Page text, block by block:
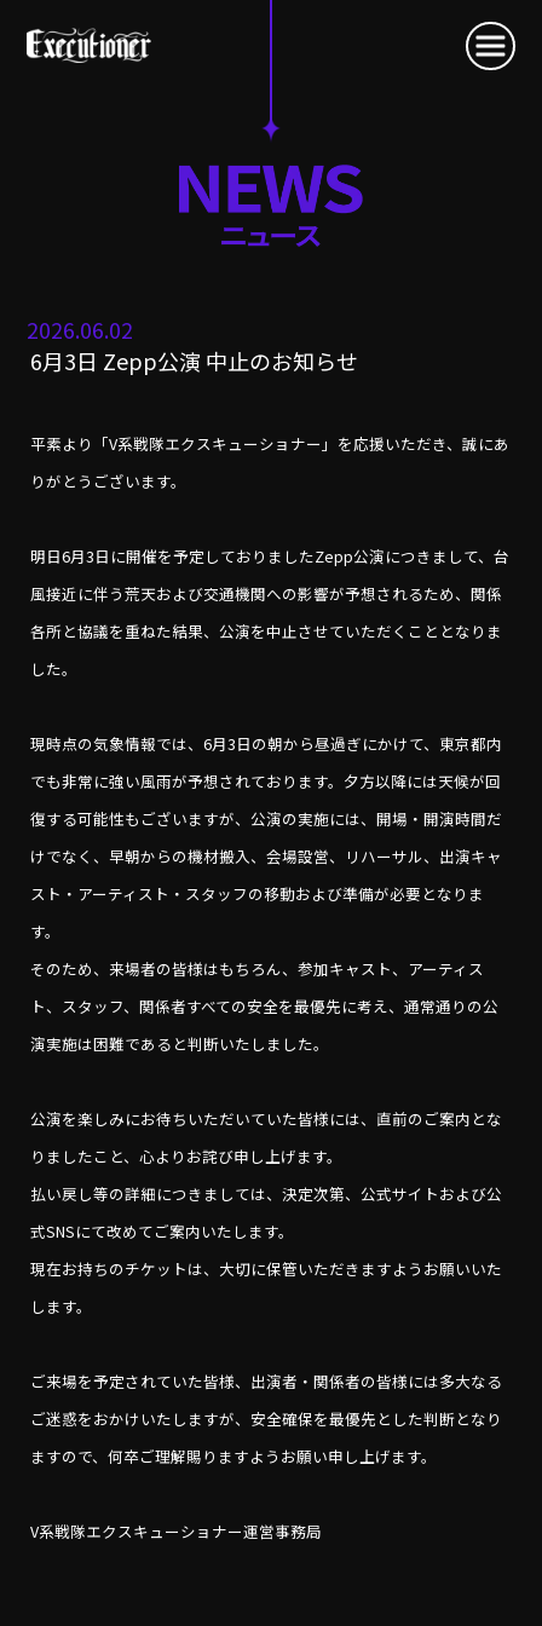
2026.06.02
6月3日 Zepp公演 中止のお知らせ
平素より「V系戦隊エクスキューショナー」を応援いただき、誠にあ
りがとうございます。
明日6月3日に開催を予定しておりましたZepp公演につきまして、台
風接近に伴う荒天および交通機関への影響が予想されるため、関係
各所と協議を重ねた結果、公演を中止させていただくこととなりま
した。
現時点の気象情報では、6月3日の朝から昼過ぎにかけて、東京都内
でも非常に強い風雨が予想されております。夕方以降には天候が回
復する可能性もございますが、公演の実施には、開場・開演時間だ
けでなく、早朝からの機材搬入、会場設営、リハーサル、出演キャ
スト・アーティスト・スタッフの移動および準備が必要となりま
す。
そのため、来場者の皆様はもちろん、参加キャスト、アーティス
ト、スタッフ、関係者すべての安全を最優先に考え、通常通りの公
演実施は困難であると判断いたしました。
公演を楽しみにお待ちいただいていた皆様には、直前のご案内とな
りましたこと、心よりお詫び申し上げます。
払い戻し等の詳細につきましては、決定次第、公式サイトおよび公
式SNSにて改めてご案内いたします。
現在お持ちのチケットは、大切に保管いただきますようお願いいた
します。
ご来場を予定されていた皆様、出演者・関係者の皆様には多大なる
ご迷惑をおかけいたしますが、安全確保を最優先とした判断となり
ますので、何卒ご理解賜りますようお願い申し上げます。
V系戦隊エクスキューショナー運営事務局